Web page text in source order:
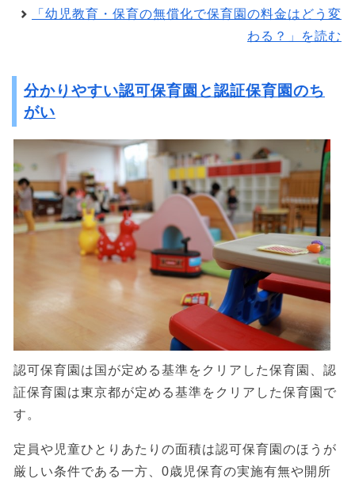
「幼児教育・保育の無償化で保育園の料金はどう変
わる？」を読む
分かりやすい認可保育園と認証保育園のち
がい
認可保育園は国が定める基準をクリアした保育園、認
証保育園は東京都が定める基準をクリアした保育園で
す。
定員や児童ひとりあたりの面積は認可保育園のほうが
厳しい条件である一方、0歳児保育の実施有無や開所